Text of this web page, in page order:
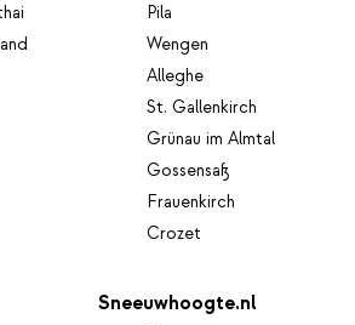
Pila
Wengen
Alleghe
St. Gallenkirch
Grünau im Almtal
Gossensaß
Frauenkirch
Crozet
Sneeuwhoogte.nl